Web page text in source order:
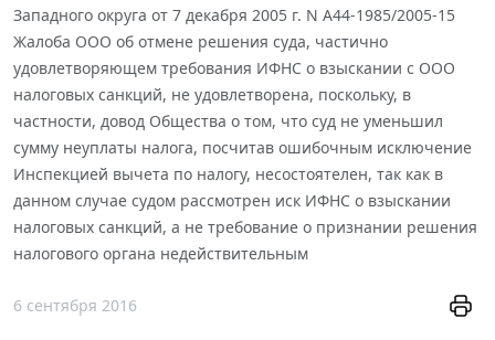
Западного округа от 7 декабря 2005 г. N А44-1985/2005-15
Жалоба ООО об отмене решения суда, частично
удовлетворяющем требования ИФНС о взыскании с ООО
налоговых санкций, не удовлетворена, поскольку, в
частности, довод Общества о том, что суд не уменьшил
сумму неуплаты налога, посчитав ошибочным исключение
Инспекцией вычета по налогу, несостоятелен, так как в
данном случае судом рассмотрен иск ИФНС о взыскании
налоговых санкций, а не требование о признании решения
налогового органа недействительным
6 сентября 2016